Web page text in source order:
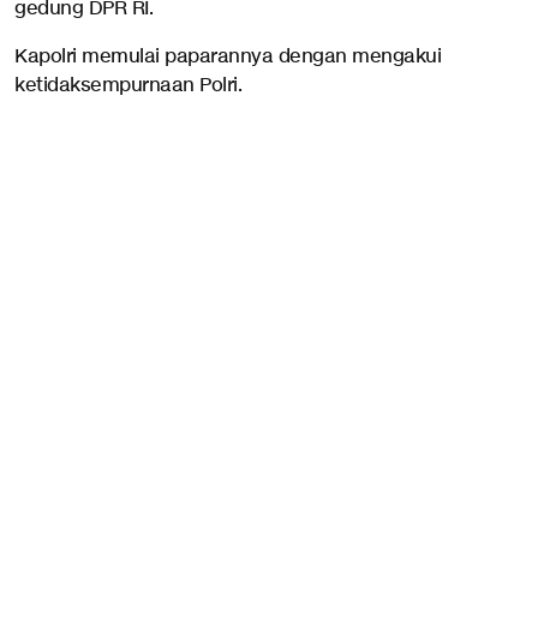
gedung DPR RI.
Kapolri memulai paparannya dengan mengakui
ketidaksempurnaan Polri.